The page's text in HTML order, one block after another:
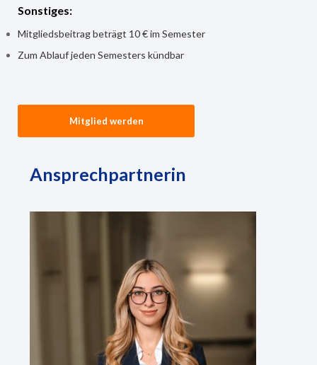
Sonstiges:
Mitgliedsbeitrag beträgt 10 € im Semester
Zum Ablauf jeden Semesters kündbar
Mitglied werden
Ansprechpartnerin